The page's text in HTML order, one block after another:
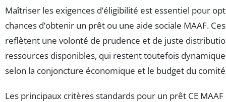
Maîtriser les exigences d’éligibilité est essentiel pour
chances d’obtenir un prêt ou une aide sociale MAAF.
reflètent une volonté de prudence et de juste
ressources disponibles, qui restent toutefois
selon la conjoncture économique et le budget du
Les principaux critères standards pour un prêt CE